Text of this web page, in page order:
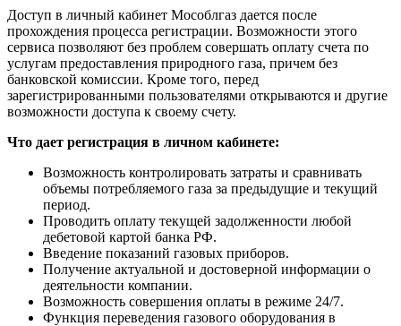
Доступ в личный кабинет Мособлгаз дается после
прохождения процесса регистрации. Возможности этого
сервиса позволяют без проблем совершать оплату счета по
услугам предоставления природного газа, причем без
банковской комиссии. Кроме того, перед
зарегистрированными пользователями открываются и другие
возможности доступа к своему счету.
Что дает регистрация в личном кабинете:
Возможность контролировать затраты и сравнивать
объемы потребляемого газа за предыдущие и текущий
период.
Проводить оплату текущей задолженности любой
дебетовой картой банка РФ.
Введение показаний газовых приборов.
Получение актуальной и достоверной информации о
деятельности компании.
Возможность совершения оплаты в режиме 24/7.
Функция переведения газового оборудования в